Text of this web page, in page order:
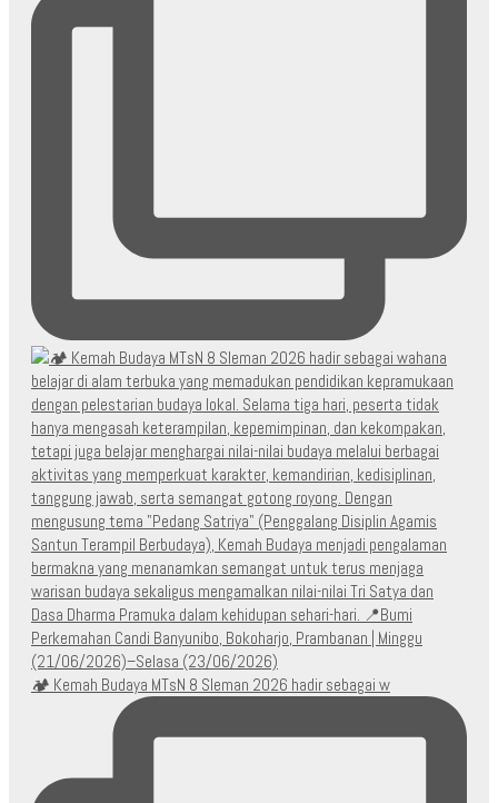
🏕️ Kemah Budaya MTsN 8 Sleman 2026 hadir sebagai w